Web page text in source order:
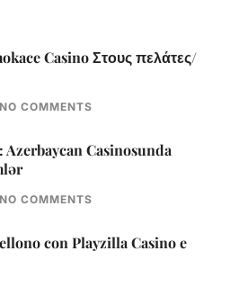
Casino Στους πελάτες/
NO COMMENTS
Casinosunda
NO COMMENTS
con Playzilla Casino e